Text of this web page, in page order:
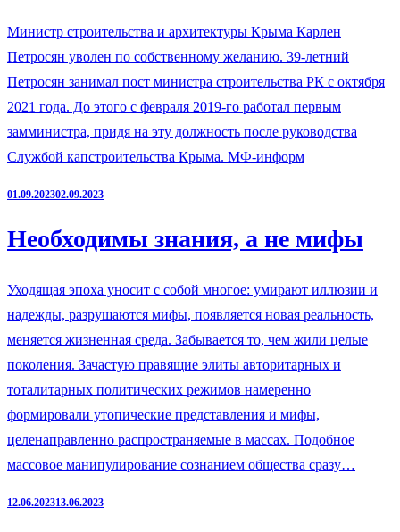
Министр строительства и архитектуры Крыма Карлен
Петросян уволен по собственному желанию. 39-летний
Петросян занимал пост министра строительства РК с октября
2021 года. До этого с февраля 2019-го работал первым
замминистра, придя на эту должность после руководства
Службой капстроительства Крыма. МФ-информ
01.09.202302.09.2023
Необходимы знания, а не мифы
Уходящая эпоха уносит с собой многое: умирают иллюзии и
надежды, разрушаются мифы, появляется новая реальность,
меняется жизненная среда. Забывается то, чем жили целые
поколения. Зачастую правящие элиты авторитарных и
тоталитарных политических режимов намеренно
формировали утопические представления и мифы,
целенаправленно распространяемые в массах. Подобное
массовое манипулирование сознанием общества сразу…
12.06.202313.06.2023